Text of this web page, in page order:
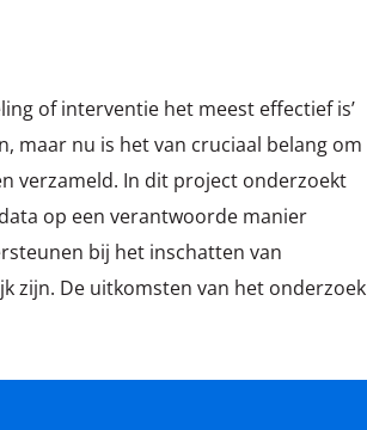
of interventie het meest effectief is’
maar nu is het van cruciaal belang om
verzameld. In dit project onderzoekt
op een verantwoorde manier
bij het inschatten van
zijn. De uitkomsten van het onderzoek